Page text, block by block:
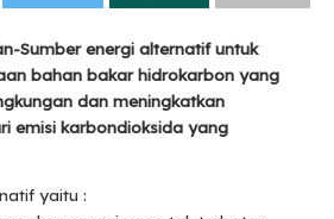
Sumber energi alternatif untuk
bahan bakar hidrokarbon yang
dan meningkatkan
emisi karbondioksida yang
yaitu :